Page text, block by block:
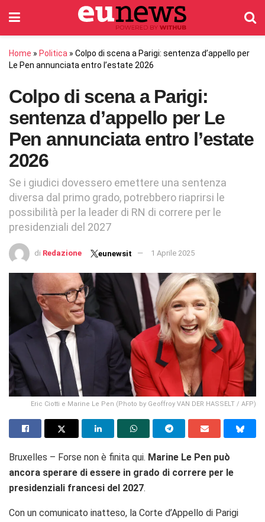
Home » Politica » Colpo di scena a Parigi: sentenza d’appello per
Le Pen annunciata entro l’estate 2026
Colpo di scena a Parigi:
sentenza d’appello per Le
Pen annunciata entro l’estate
2026
Se i giudici dovessero emettere una sentenza
diversa dal primo grado, potrebbero riaprirsi le
possibilità per la leader di RN di correre per le
presidenziali del 2027
di Redazione eunewsit 1 Aprile 2025
Eric Ciotti e Marine Le Pen (Photo by Geoffroy VAN DER HASSELT / AFP)
Bruxelles – Forse non è finita qui. Marine Le Pen può
ancora sperare di essere in grado di correre per le
presidenziali francesi del 2027.
Con un comunicato inatteso, la Corte d’Appello di Parigi